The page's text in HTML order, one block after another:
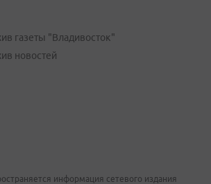
газеты "Владивосток"
новостей
информация сетевого издания